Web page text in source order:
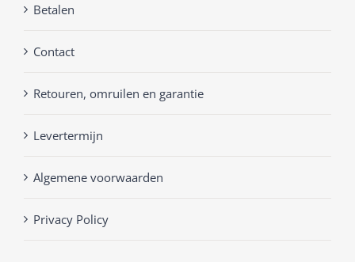
Betalen
Contact
Retouren, omruilen en garantie
Levertermijn
Algemene voorwaarden
Privacy Policy